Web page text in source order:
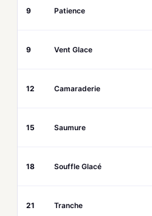
9 Patience
9 Vent Glace
12 Camaraderie
15 Saumure
18 Souffle Glacé
21 Tranche